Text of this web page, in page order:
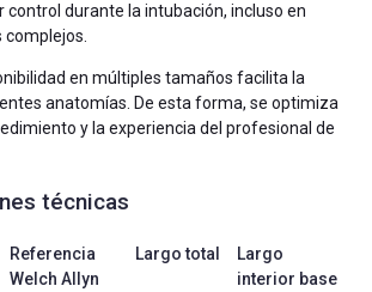
control durante la intubación, incluso en
complejos.
en múltiples tamaños facilita la
anatomías. De esta forma, se optimiza
y la experiencia del profesional de
técnicas
Referencia
Welch Allyn
Largo total
Largo
interior base